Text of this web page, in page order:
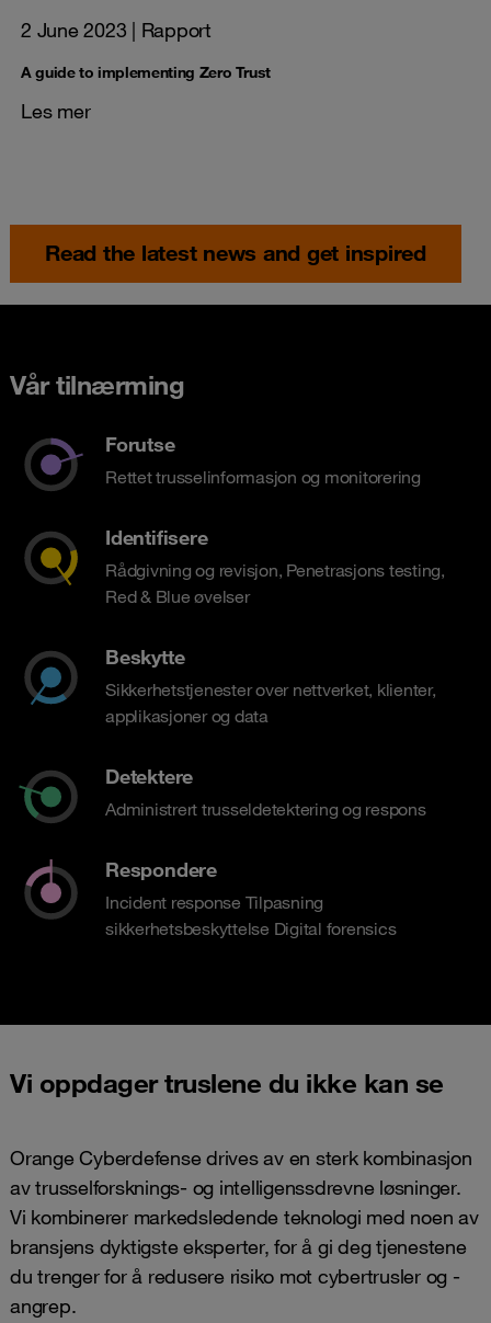
2 June 2023 | Rapport
A guide to implementing Zero Trust
Les mer
Read the latest news and get inspired
Vår tilnærming
Forutse
Rettet trusselinformasjon og monitorering
Identifisere
Rådgivning og revisjon, Penetrasjons testing,
Red & Blue øvelser
Beskytte
Sikkerhetstjenester over nettverket, klienter,
applikasjoner og data
Detektere
Administrert trusseldetektering og respons
Respondere
Incident response Tilpasning
sikkerhetsbeskyttelse Digital forensics
Vi oppdager truslene du ikke kan se
Orange Cyberdefense drives av en sterk kombinasjon
av trusselforsknings- og intelligenssdrevne løsninger.
Vi kombinerer markedsledende teknologi med noen av
bransjens dyktigste eksperter, for å gi deg tjenestene
du trenger for å redusere risiko mot cybertrusler og -
angrep.